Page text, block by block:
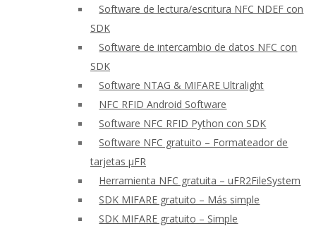
Software de lectura/escritura NFC NDEF con
SDK
Software de intercambio de datos NFC con
SDK
Software NTAG & MIFARE Ultralight
NFC RFID Android Software
Software NFC RFID Python con SDK
Software NFC gratuito – Formateador de
tarjetas μFR
Herramienta NFC gratuita – uFR2FileSystem
SDK MIFARE gratuito – Más simple
SDK MIFARE gratuito – Simple